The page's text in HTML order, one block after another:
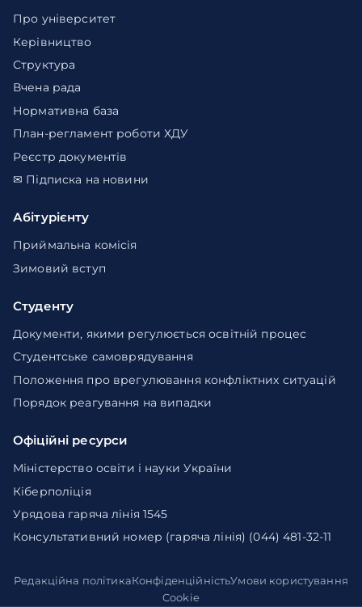
Про університет
Керівництво
Структура
Вчена рада
Нормативна база
План-регламент роботи ХДУ
Реєстр документів
✉ Підписка на новини
Абітурієнту
Приймальна комісія
Зимовий вступ
Студенту
Документи, якими регулюється освітній процес
Студентське самоврядування
Положення про врегулювання конфліктних ситуацій
Порядок реагування на випадки
Офіційні ресурси
Міністерство освіти і науки України
Кіберполіція
Урядова гаряча лінія 1545
Консультативний номер (гаряча лінія) (044) 481-32-11
Редакційна політикаКонфіденційністьУмови користування
Cookie